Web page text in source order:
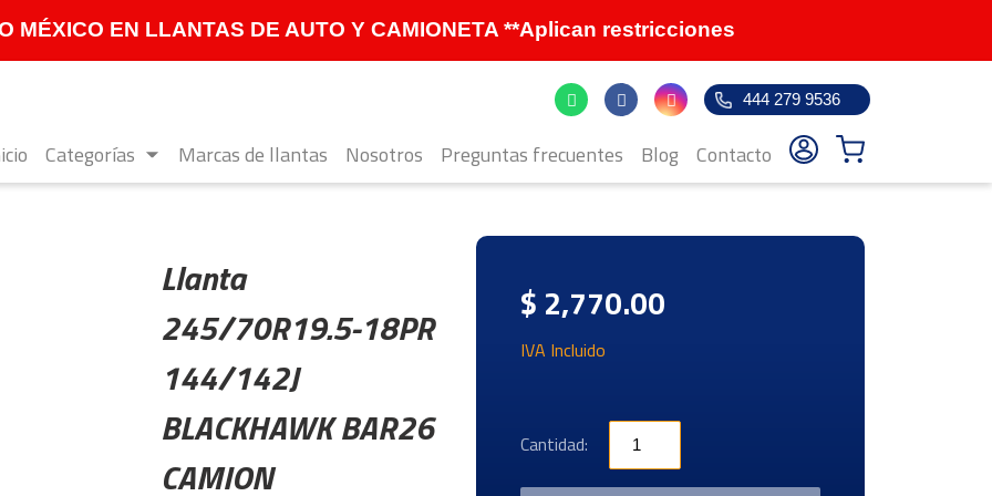
MÉXICO EN LLANTAS DE AUTO Y CAMIONETA **Aplican restricciones
Categorías Marcas de llantas Nosotros Preguntas frecuentes Blog Contacto
444 279 9536
Llanta
245/70R19.5-18PR
144/142J
BLACKHAWK BAR26
CAMION
$ 2,770.00
IVA Incluido
Cantidad: